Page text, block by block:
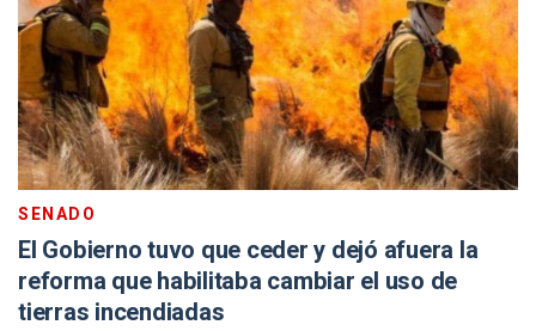
SENADO
El Gobierno tuvo que ceder y dejó afuera la
reforma que habilitaba cambiar el uso de
tierras incendiadas